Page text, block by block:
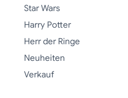
Star Wars
Harry Potter
Herr der Ringe
Neuheiten
Verkauf